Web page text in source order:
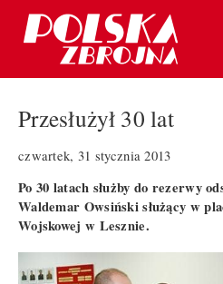
Przesłużył 30 lat
czwartek, 31 stycznia 2013
Po 30 latach służby do rezerwy
Waldemar Owsiński służący w
Wojskowej w Lesznie.